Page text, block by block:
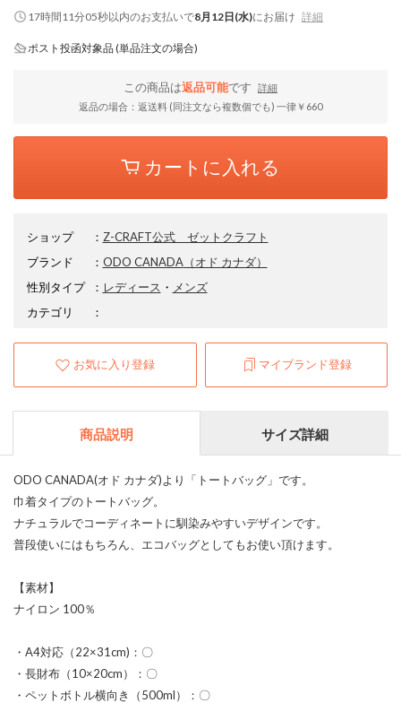
17時間11分05秒以内のお支払いで8月12日(水)にお届け 詳細
ポスト投函対象品 (単品注文の場合)
この商品は返品可能です
詳細
返品の場合：返送料 (同注文なら複数個でも) 一律￥660
カートに入れる
ショップ ： Z-CRAFT公式 ゼットクラフト
ブランド
： ODO CANADA（オド カナダ）
性別タイプ
： レディース ・ メンズ
カテゴリ
：
お気に入り登録 マイブランド登録
商品説明 サイズ詳細
ODO CANADA(オド カナダ)より「トートバッグ」です。
巾着タイプのトートバッグ。
ナチュラルでコーディネートに馴染みやすいデザインです。
普段使いにはもちろん、エコバッグとしてもお使い頂けます。
【素材】
ナイロン 100％
・A4対応（22×31cm)：〇
・長財布（10×20cm）：〇
・ペットボトル横向き（500ml）：〇